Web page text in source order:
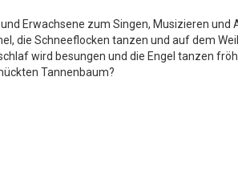
Erwachsene zum Singen, Musizieren und
die Schneeflocken tanzen und auf dem
wird besungen und die Engel tanzen
Tannenbaum?